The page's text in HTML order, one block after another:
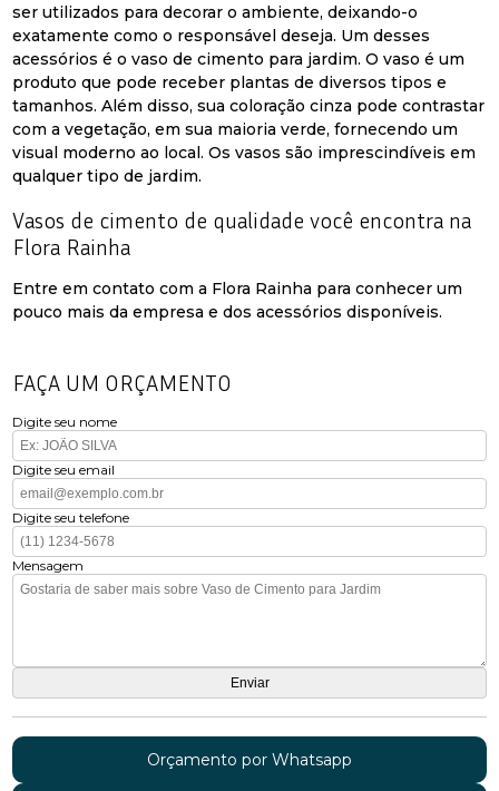
ser utilizados para decorar o ambiente, deixando-o
exatamente como o responsável deseja. Um desses
acessórios é o vaso de cimento para jardim. O vaso é um
produto que pode receber plantas de diversos tipos e
tamanhos. Além disso, sua coloração cinza pode contrastar
com a vegetação, em sua maioria verde, fornecendo um
visual moderno ao local. Os vasos são imprescindíveis em
qualquer tipo de jardim.
Vasos de cimento de qualidade você encontra na
Flora Rainha
Entre em contato com a Flora Rainha para conhecer um
pouco mais da empresa e dos acessórios disponíveis.
FAÇA UM ORÇAMENTO
Digite seu nome
Digite seu email
Digite seu telefone
Mensagem
Orçamento por Whatsapp